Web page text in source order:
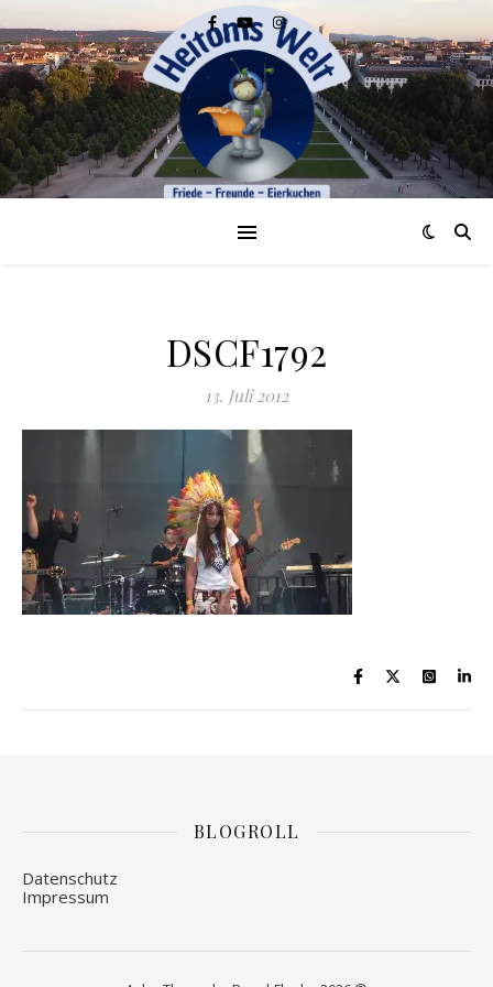
DSCF1792
13. Juli 2012
BLOGROLL
Datenschutz
Impressum